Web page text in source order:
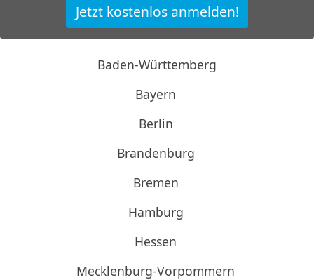
Jetzt kostenlos anmelden!
Baden-Württemberg
Bayern
Berlin
Brandenburg
Bremen
Hamburg
Hessen
Mecklenburg-Vorpommern